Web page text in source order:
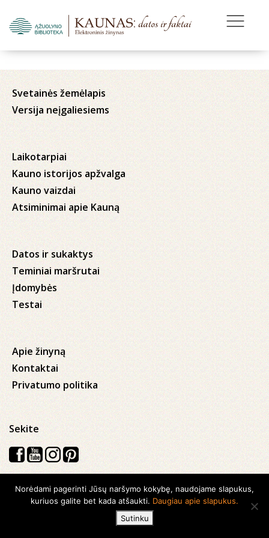
Svetainės žemėlapis
Versija neįgaliesiems
Laikotarpiai
Kauno istorijos apžvalga
Kauno vaizdai
Atsiminimai apie Kauną
Datos ir sukaktys
Teminiai maršrutai
Įdomybės
Testai
Apie žinyną
Kontaktai
Privatumo politika
Sekite
Visos teisės saugomos © 2026 Kauno apskrities viešoji Ąžuolyno
biblioteka
Norėdami pagerinti Jūsų naršymo kokybę, naudojame slapukus,
kuriuos galite bet kada atšaukti. Daugiau apie slapukus.
Sutinku